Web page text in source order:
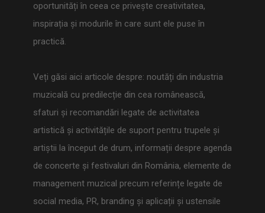
oportunități în ceea ce privește creativitatea,
inspirația și modurile în care sunt ele puse în
practică.
Veți găsi aici articole despre: noutăți din industria
muzicală cu predilecție din cea românească,
sfaturi și recomandări legate de activitatea
artistică și activitățile de suport pentru trupele și
artiștii la început de drum, informații despre agenda
de concerte și festivaluri din România, elemente de
management muzical precum referințe legate de
social media, PR, branding și aplicații și ustensile